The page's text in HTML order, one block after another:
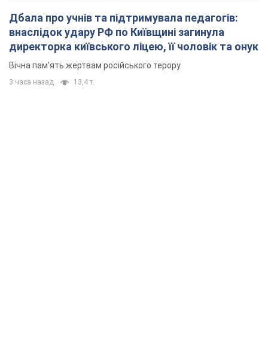
Дбала про учнів та підтримувала педагогів:
внаслідок удару РФ по Київщині загинула
директорка київського ліцею, її чоловік та онук
Вічна пам'ять жертвам російського терору
3 часа назад 13,4 т.